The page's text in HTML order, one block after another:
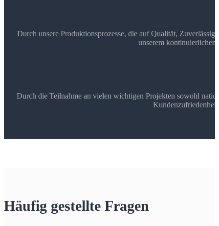
Durch unsere Produktionsprozesse, die auf Qualität,
unserem kontinuierlichen
Durch die Teilnahme an vielen wichtigen Projekten sowohl
Häufig gestellte Fragen